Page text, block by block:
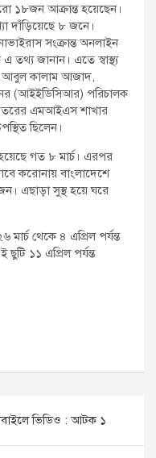
১৮জন আক্রান্ত হয়েছেন।
দাঁড়িয়েছে ৮ জনে।
সংক্রান্ত অনলাইন
এ তথ্য জানান। এতে স্বাস্থ্য
আবুল কালাম আজাদ,
(আইইডিসিআর) পরিচালক
এমআইএস শাখার
ছিলেন।
গত ৮ মার্চ। এরপর
করোনায় বাংলাদেশে
এছাড়া সুস্থ হয়ে ঘরে
মার্চ থেকে ৪ এপ্রিল পর্যন্ত
১১ এপ্রিল পর্যন্ত
ভিডিও : আটক ১